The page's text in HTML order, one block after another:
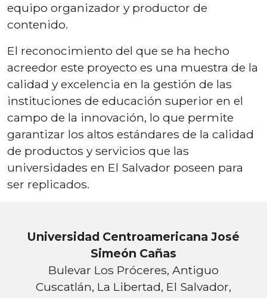
equipo organizador y productor de
contenido.
El reconocimiento del que se ha hecho
acreedor este proyecto es una muestra de la
calidad y excelencia en la gestión de las
instituciones de educación superior en el
campo de la innovación, lo que permite
garantizar los altos estándares de la calidad
de productos y servicios que las
universidades en El Salvador poseen para
ser replicados.
Universidad Centroamericana José
Simeón Cañas
Bulevar Los Próceres, Antiguo
Cuscatlán, La Libertad, El Salvador,